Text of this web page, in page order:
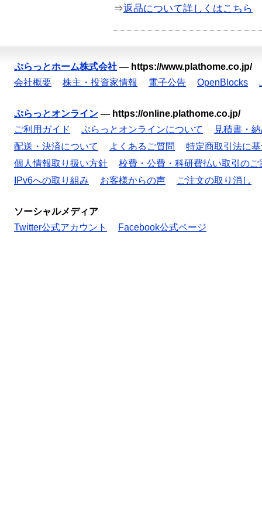
⇒返品について詳しくはこちら
ぷらっとホーム株式会社 — https://www.plathome.co.jp/
会社概要
株主・投資家情報 電子公告 OpenBlocks
ぷらっとオンライン — https://online.plathome.co.jp/
ご利用ガイド
ぷらっとオンラインについて
見積書・
配送・決済について
よくあるご質問
特定商取引法に
個人情報取り扱い方針
校費・公費・科研費払い取引のご
IPv6への取り組み
お客様からの声 ご注文の取り消し
ソーシャルメディア
Twitter公式アカウント
Facebook公式ページ